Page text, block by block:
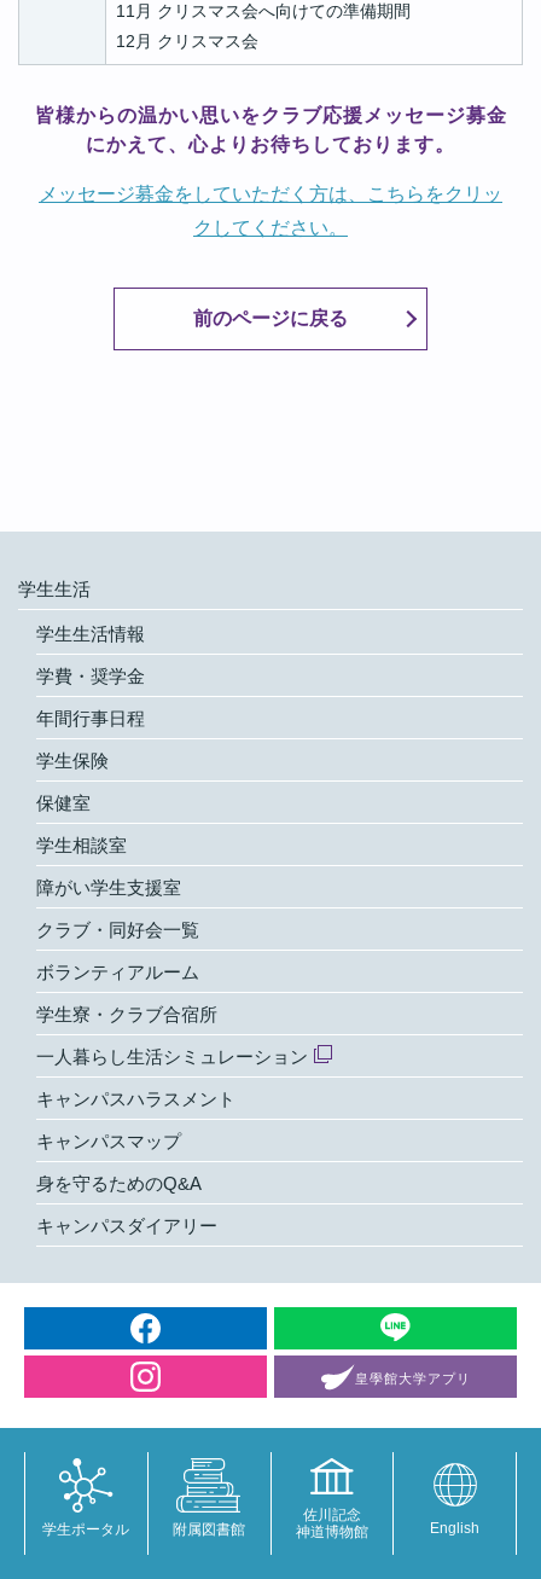
11月 クリスマス会へ向けての準備期間
12月 クリスマス会
皆様からの温かい思いをクラブ応援メッセージ募金
にかえて、心よりお待ちしております。
メッセージ募金をしていただく方は、こちらをクリッ
クしてください。
前のページに戻る
学生生活
学生生活情報
学費・奨学金
年間行事日程
学生保険
保健室
学生相談室
障がい学生支援室
クラブ・同好会一覧
ボランティアルーム
学生寮・クラブ合宿所
一人暮らし生活シミュレーション
キャンパスハラスメント
キャンパスマップ
身を守るためのQ&A
キャンパスダイアリー
学生ポータル 附属図書館
佐川記念
神道博物館
English
皇學館大学アプリ